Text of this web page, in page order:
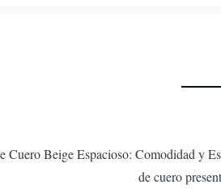
Cuero Beige Espacioso: Comodidad y
de cuero